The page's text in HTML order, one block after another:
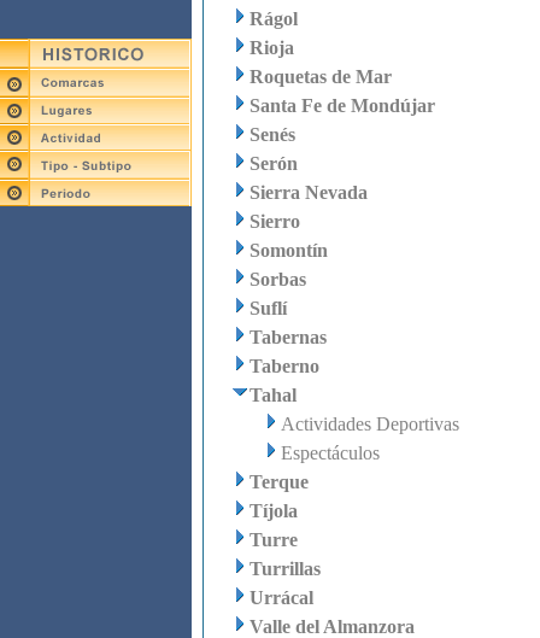
Rágol
Rioja
Roquetas de Mar
Santa Fe de Mondújar
Senés
Serón
Sierra Nevada
Sierro
Somontín
Sorbas
Suflí
Tabernas
Taberno
Tahal
Actividades Deportivas
Espectáculos
Terque
Tíjola
Turre
Turrillas
Urrácal
Valle del Almanzora